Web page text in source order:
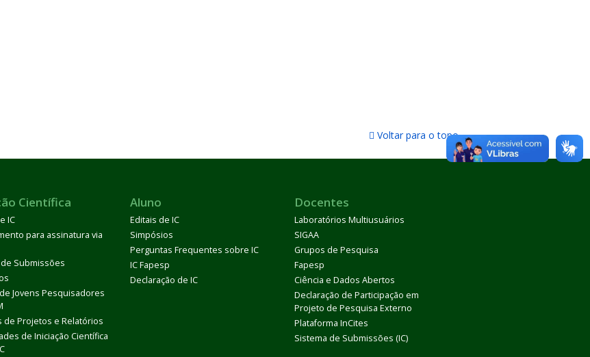
Voltar para o topo
Científica
IC
para assinatura via
Submissões
Jovens Pesquisadores
de Projetos e Relatórios
de Iniciação Científica
Aluno
Editais de IC
Simpósios
Perguntas Frequentes sobre IC
IC Fapesp
Declaração de IC
Docentes
Laboratórios Multiusuários
SIGAA
Grupos de Pesquisa
Fapesp
Ciência e Dados Abertos
Declaração de Participação em
Projeto de Pesquisa Externo
Plataforma InCites
Sistema de Submissões (IC)